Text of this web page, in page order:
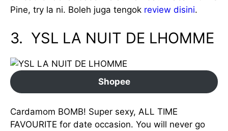
Pine, try la ni. Boleh juga tengok review disini.
3. YSL LA NUIT DE LHOMME
Shopee
Cardamom BOMB! Super sexy, ALL TIME
FAVOURITE for date occasion. You will never go